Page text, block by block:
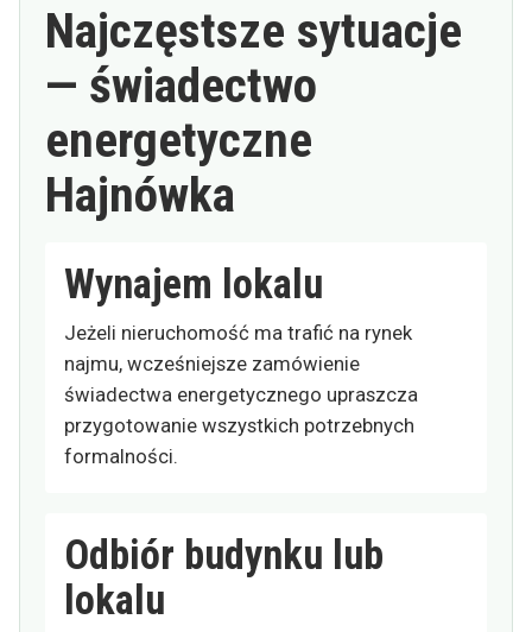
Najczęstsze sytuacje
— świadectwo
energetyczne
Hajnówka
Wynajem lokalu
Jeżeli nieruchomość ma trafić na rynek
najmu, wcześniejsze zamówienie
świadectwa energetycznego upraszcza
przygotowanie wszystkich potrzebnych
formalności.
Odbiór budynku lub
lokalu